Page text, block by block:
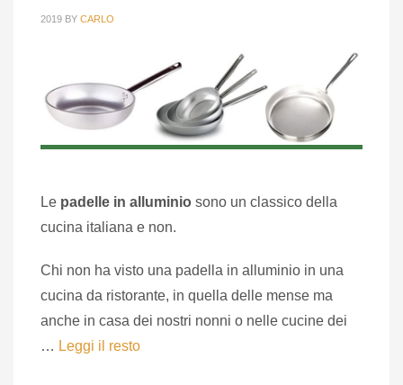
2019 BY CARLO
Le padelle in alluminio sono un classico della
cucina italiana e non.
Chi non ha visto una padella in alluminio in una
cucina da ristorante, in quella delle mense ma
anche in casa dei nostri nonni o nelle cucine dei
… Leggi il resto